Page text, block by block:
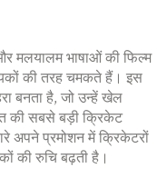
मलयालम भाषाओं की फिल्म
की तरह चमकते हैं। इस
बनता है, जो उन्हें खेल
की सबसे बड़ी क्रिकेट
अपने प्रमोशन में क्रिकेटरों
की रुचि बढ़ती है।